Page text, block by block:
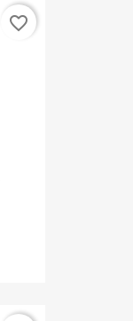
favorite_border